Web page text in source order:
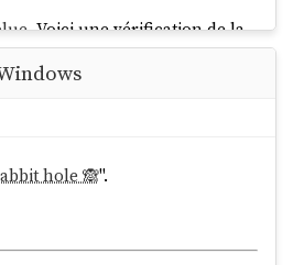
. Voici une vérification de la
hole 🙈".